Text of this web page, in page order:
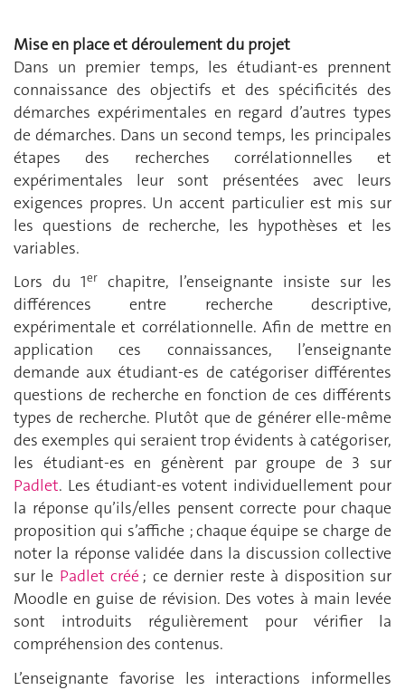
Mise en place et déroulement du projet
Dans un premier temps, les étudiant-es prennent
connaissance des objectifs et des spécificités des
démarches expérimentales en regard d’autres types
de démarches. Dans un second temps, les principales
étapes des recherches corrélationnelles et
expérimentales leur sont présentées avec leurs
exigences propres. Un accent particulier est mis sur
les questions de recherche, les hypothèses et les
variables.
Lors du 1er
chapitre, l’enseignante insiste sur les
différences entre recherche descriptive,
expérimentale et corrélationnelle. Afin de mettre en
application ces connaissances, l’enseignante
demande aux étudiant-es de catégoriser différentes
questions de recherche en fonction de ces différents
types de recherche. Plutôt que de générer elle-même
des exemples qui seraient trop évidents à catégoriser,
les étudiant-es en génèrent par groupe de 3 sur
Padlet. Les étudiant-es votent individuellement pour
la réponse qu’ils/elles pensent correcte pour chaque
proposition qui s’affiche ; chaque équipe se charge de
noter la réponse validée dans la discussion collective
sur le Padlet créé ; ce dernier reste à disposition sur
Moodle en guise de révision. Des votes à main levée
sont introduits régulièrement pour vérifier la
compréhension des contenus.
L’enseignante favorise les interactions informelles